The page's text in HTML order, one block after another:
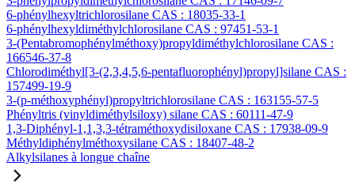
6-phénylhexyltrichlorosilane CAS : 18035-33-1
6-phénylhexyldiméthylchlorosilane CAS : 97451-53-1
3-(Pentabromophénylméthoxy)propyldiméthylchlorosilane CAS :
166546-37-8
Chlorodiméthyl[3-(2,3,4,5,6-pentafluorophényl)propyl]silane CAS :
157499-19-9
3-(p-méthoxyphényl)propyltrichlorosilane CAS : 163155-57-5
Phényltris (vinyldiméthylsiloxy) silane CAS : 60111-47-9
1,3-Diphényl-1,1,3,3-tétraméthoxydisiloxane CAS : 17938-09-9
Méthyldiphénylméthoxysilane CAS : 18407-48-2
Alkylsilanes à longue chaîne